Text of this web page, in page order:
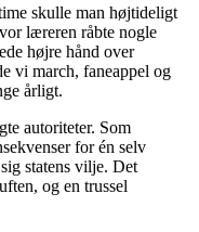
skulle man højtideligt
læreren råbte nogle
højre hånd over
vi march, faneappel og
årligt.
autoriteter. Som
for én selv
statens vilje. Det
og en trussel